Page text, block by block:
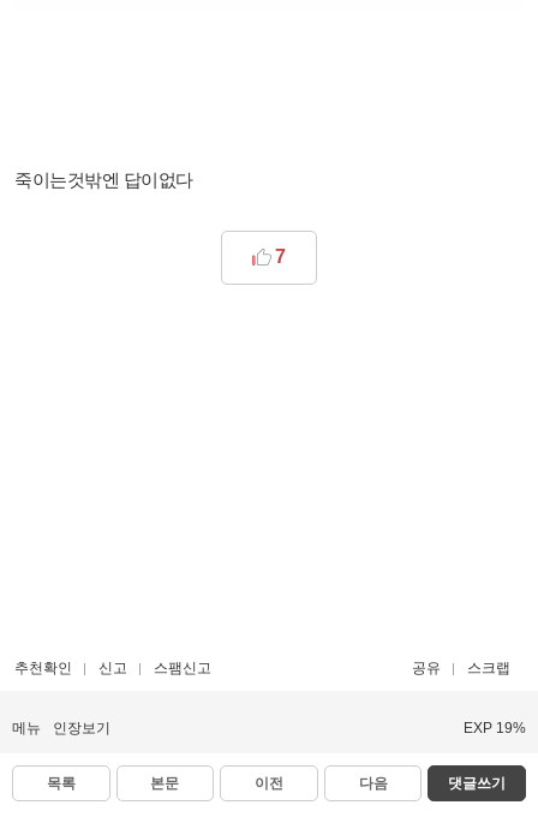
죽이는것밖엔 답이없다
7
추천확인 신고 스팸신고 공유 스크랩
메뉴 인장보기 EXP 19%
목록 본문 이전 다음 댓글쓰기